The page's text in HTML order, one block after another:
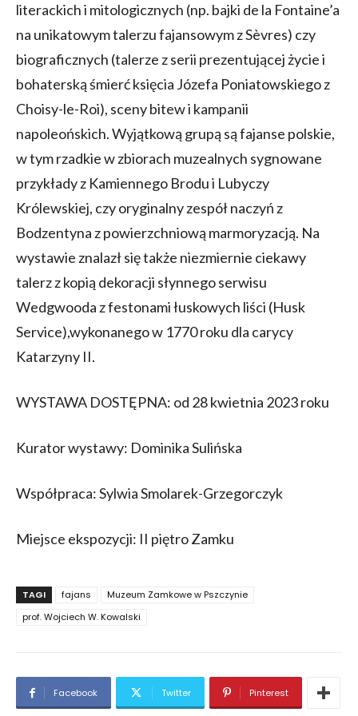
literackich i mitologicznych (np. bajki de la Fontaine’a
na unikatowym talerzu fajansowym z Sèvres) czy
biograficznych (talerze z serii prezentującej życie i
bohaterską śmierć księcia Józefa Poniatowskiego z
Choisy-le-Roi), sceny bitew i kampanii
napoleońskich. Wyjątkową grupą są fajanse polskie,
w tym rzadkie w zbiorach muzealnych sygnowane
przykłady z Kamiennego Brodu i Lubyczy
Królewskiej, czy oryginalny zespół naczyń z
Bodzentyna z powierzchniową marmoryzacją. Na
wystawie znalazł się także niezmiernie ciekawy
talerz z kopią dekoracji słynnego serwisu
Wedgwooda z festonami łuskowych liści (Husk
Service),wykonanego w 1770 roku dla carycy
Katarzyny II.
WYSTAWA DOSTĘPNA: od 28 kwietnia 2023 roku
Kurator wystawy: Dominika Sulińska
Współpraca: Sylwia Smolarek-Grzegorczyk
Miejsce ekspozycji: II piętro Zamku
TAGI fajans
Muzeum Zamkowe w Pszczynie
prof. Wojciech W. Kowalski
Facebook Twitter Pinterest